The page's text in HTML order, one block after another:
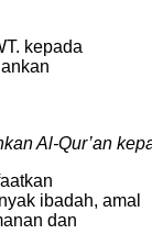
kepada
Al-Qur’an
ibadah, amal
dan